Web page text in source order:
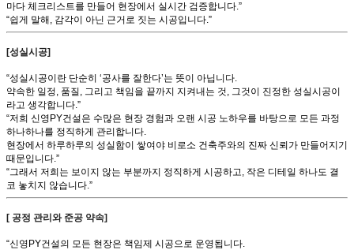
마다 체크리스트를 만들어 현장에서 실시간 검증합니다.”
“쉽게 말해, 감각이 아닌 근거로 짓는 시공입니다.”
[성실시공]
“성실시공이란 단순히 ‘공사를 잘한다’는 뜻이 아닙니다.
약속한 일정, 품질, 그리고 책임을 끝까지 지켜내는 것, 그것이 진정한 성실시공이
라고 생각합니다.”
“저희 신영PY건설은 수많은 현장 경험과 오랜 시공 노하우를 바탕으로 모든 과정
하나하나를 정직하게 관리합니다.
현장에서 하루하루의 성실함이 쌓여야 비로소 건축주와의 진짜 신뢰가 만들어지기
때문입니다.”
“그래서 저희는 보이지 않는 부분까지 정직하게 시공하고, 작은 디테일 하나도 결
코 놓치지 않습니다.”
[ 공정 관리와 준공 약속]
“신영PY건설의 모든 현장은 책임제 시공으로 운영됩니다.